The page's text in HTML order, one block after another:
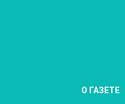
О ГАЗЕТЕ